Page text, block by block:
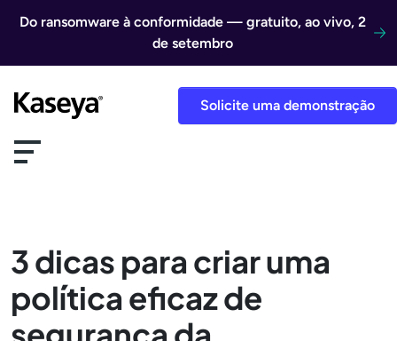
Do ransomware à conformidade — gratuito, ao vivo, 2
de setembro
Solicite uma demonstração
3 dicas para criar uma
política eficaz de